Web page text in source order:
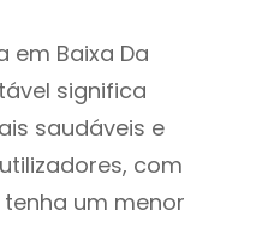
em Baixa Da
significa
saudáveis e
com
tenha um menor